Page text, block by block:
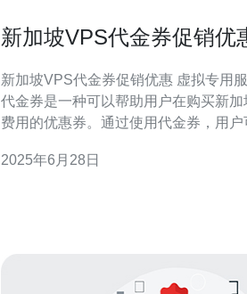
新加坡VPS代金券促销优
新加坡VPS代金券促销优惠 虚拟专用服务器（VPS）
代金券是一种可以帮助用户在购买新
费用的优惠券。通过使用代金券，用
提供商经常举办促销活动，向用户提供
2025年6月28日